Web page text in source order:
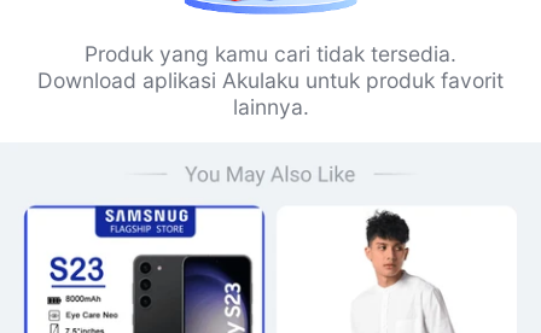
Produk yang kamu cari tidak tersedia.
Download aplikasi Akulaku untuk produk favorit
lainnya.